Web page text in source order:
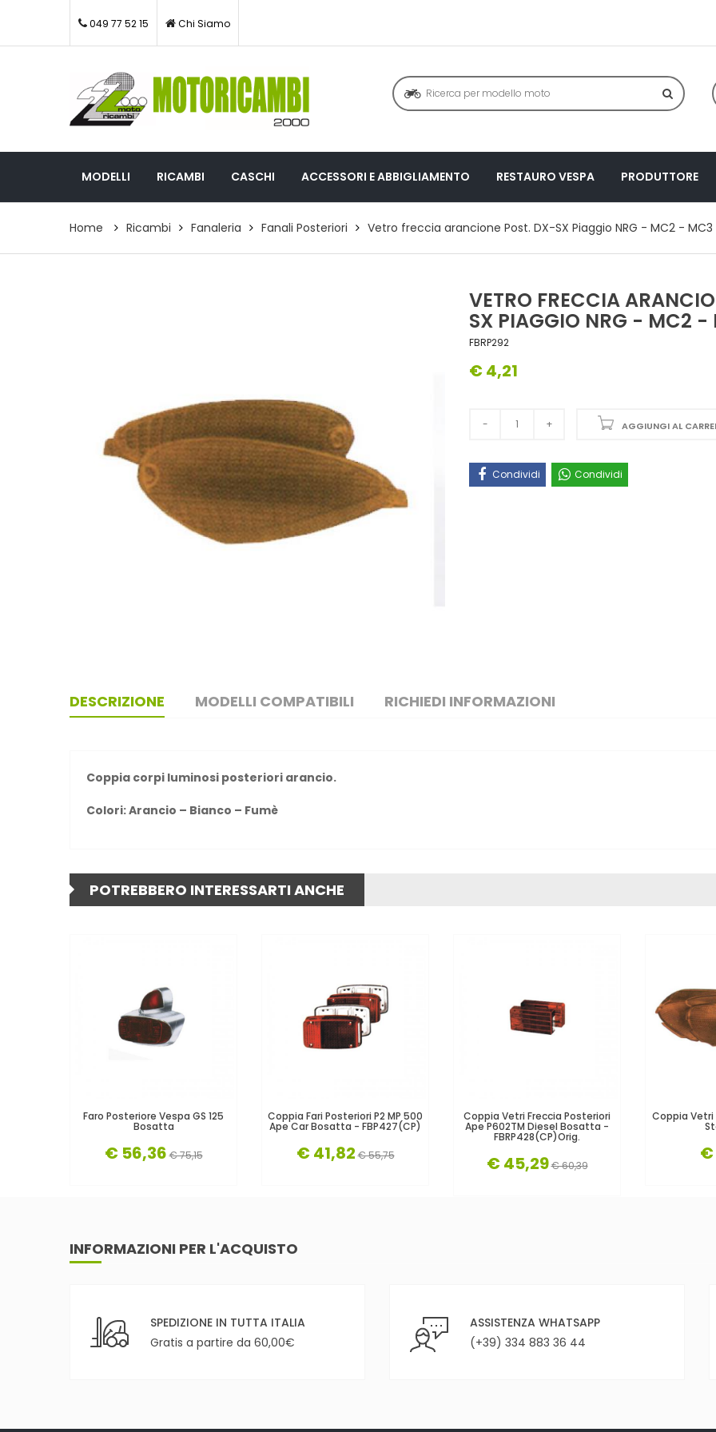
049 77 52 15 Chi Siamo
MODELLI RICAMBI CASCHI ACCESSORI E ABBIGLIAMENTO RESTAURO VESPA PRODUTTORE
Home Ricambi Fanaleria Fanali Posteriori Vetro freccia arancione Post. DX-SX Piaggio NRG - MC2 - MC3
VETRO FRECCIA
SX PIAGGIO NRG - MC2 -
FBRP292
€ 4,21
AGGIUNGI AL
Condividi Condividi
DESCRIZIONE MODELLI COMPATIBILI RICHIEDI INFORMAZIONI
Coppia corpi luminosi posteriori arancio.
Colori: Arancio – Bianco – Fumè
POTREBBERO INTERESSARTI ANCHE
Faro Posteriore Vespa GS 125
Bosatta
€ 56,36 € 75,15
Coppia Fari Posteriori P2 MP 500
Ape Car Bosatta - FBP427(CP)
€ 41,82 € 55,75
Coppia Vetri Freccia Posteriori
Ape P602TM Diesel Bosatta -
FBRP428(CP)orig.
€ 45,29€ 60,39
Coppia Vetri
€
INFORMAZIONI PER L'ACQUISTO
SPEDIZIONE IN TUTTA ITALIA
Gratis a partire da 60,00€
ASSISTENZA WHATSAPP
(+39) 334 883 36 44